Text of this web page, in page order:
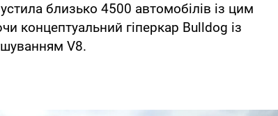
близько 4500 автомобілів із цим
концептуальний гіперкар Bulldog із
V8.